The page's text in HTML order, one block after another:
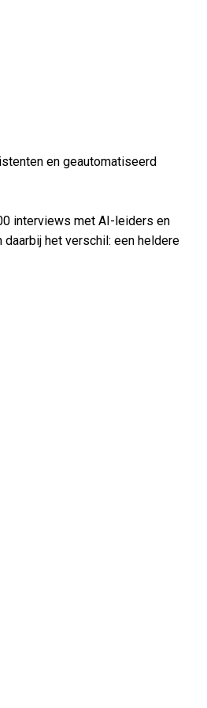
en geautomatiseerd
interviews met AI-leiders en
het verschil: een heldere